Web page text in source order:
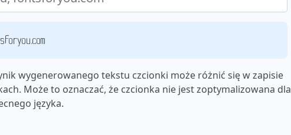
wygenerowanego tekstu czcionki może różnić się w zapisie
Może to oznaczać, że czcionka nie jest zoptymalizowana dla
języka.